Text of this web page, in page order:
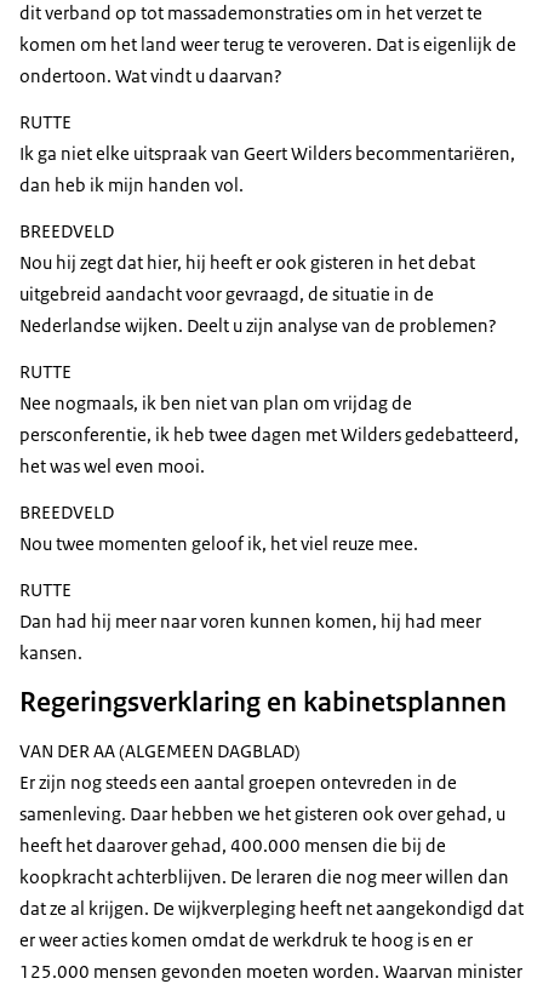
dit verband op tot massademonstraties om in het verzet te
komen om het land weer terug te veroveren. Dat is eigenlijk de
ondertoon. Wat vindt u daarvan?
RUTTE
Ik ga niet elke uitspraak van Geert Wilders becommentariëren,
dan heb ik mijn handen vol.
BREEDVELD
Nou hij zegt dat hier, hij heeft er ook gisteren in het debat
uitgebreid aandacht voor gevraagd, de situatie in de
Nederlandse wijken. Deelt u zijn analyse van de problemen?
RUTTE
Nee nogmaals, ik ben niet van plan om vrijdag de
persconferentie, ik heb twee dagen met Wilders gedebatteerd,
het was wel even mooi.
BREEDVELD
Nou twee momenten geloof ik, het viel reuze mee.
RUTTE
Dan had hij meer naar voren kunnen komen, hij had meer
kansen.
Regeringsverklaring en kabinetsplannen
VAN DER AA (ALGEMEEN DAGBLAD)
Er zijn nog steeds een aantal groepen ontevreden in de
samenleving. Daar hebben we het gisteren ook over gehad, u
heeft het daarover gehad, 400.000 mensen die bij de
koopkracht achterblijven. De leraren die nog meer willen dan
dat ze al krijgen. De wijkverpleging heeft net aangekondigd dat
er weer acties komen omdat de werkdruk te hoog is en er
125.000 mensen gevonden moeten worden. Waarvan minister